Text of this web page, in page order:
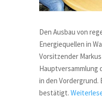
Den Ausbau von
Energiequellen in
Vorsitzender
Hauptversammlung
in den Vordergrund.
bestätigt.